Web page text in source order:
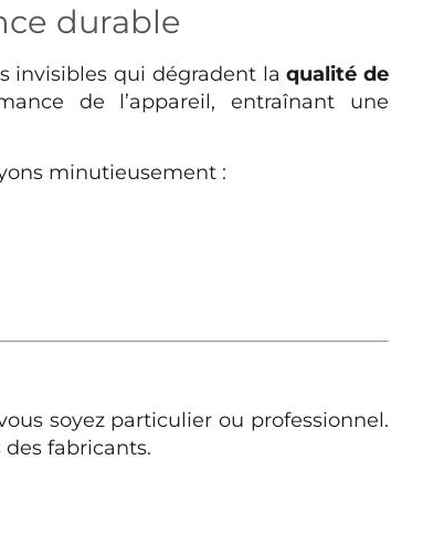
durable
invisibles qui dégradent laqualité de
de l’appareil, entraînant une
minutieusement :
soyez particulier ou professionnel.
fabricants.